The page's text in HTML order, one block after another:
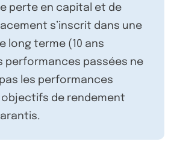
perte en capital et de
s’inscrit dans une
long terme (10 ans
performances passées ne
les performances
de rendement